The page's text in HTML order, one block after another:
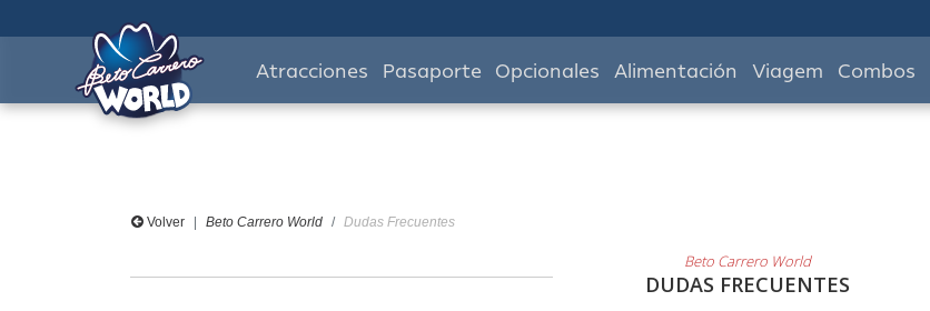
Atracciones Pasaporte Opcionales Alimentación Viagem Combos
Volver Beto Carrero World Dudas Frecuentes
Beto Carrero World
DUDAS FRECUENTES